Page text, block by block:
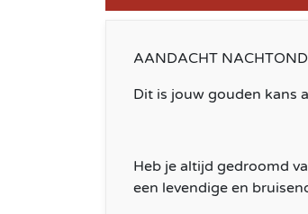
AANDACHT
Dit is jouw gouden kans
Heb je altijd gedroomd
een levendige en